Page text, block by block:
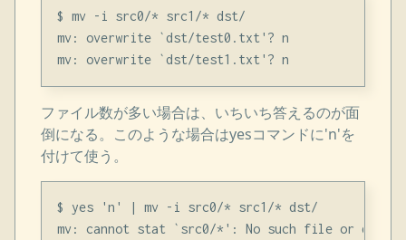
$ mv -i src0/* src1/* dst/
mv: overwrite `dst/test0.txt'? n
ファイル数が多い場合は、いちいち答えるのが面
倒になる。このような場合はyesコマンドに'n'を
付けて使う。
$ yes 'n' | mv -i src0/* src1/* dst/
mv: cannot stat `src0/*': No such file or